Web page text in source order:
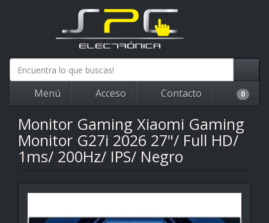
Menú Acceso Contacto 0
Monitor Gaming Xiaomi Gaming
Monitor G27i 2026 27"/ Full HD/
1ms/ 200Hz/ IPS/ Negro